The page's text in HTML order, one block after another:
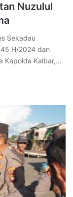
Nuzulul
Sekadau
H/2024 dan
Kapolda Kalbar,…